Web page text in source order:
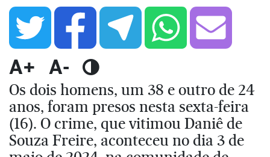
A+ A-
Os dois homens, um 38 e outro de 24
anos, foram presos nesta sexta-feira
(16). O crime, que vitimou Daniê de
Souza Freire, aconteceu no dia 3 de